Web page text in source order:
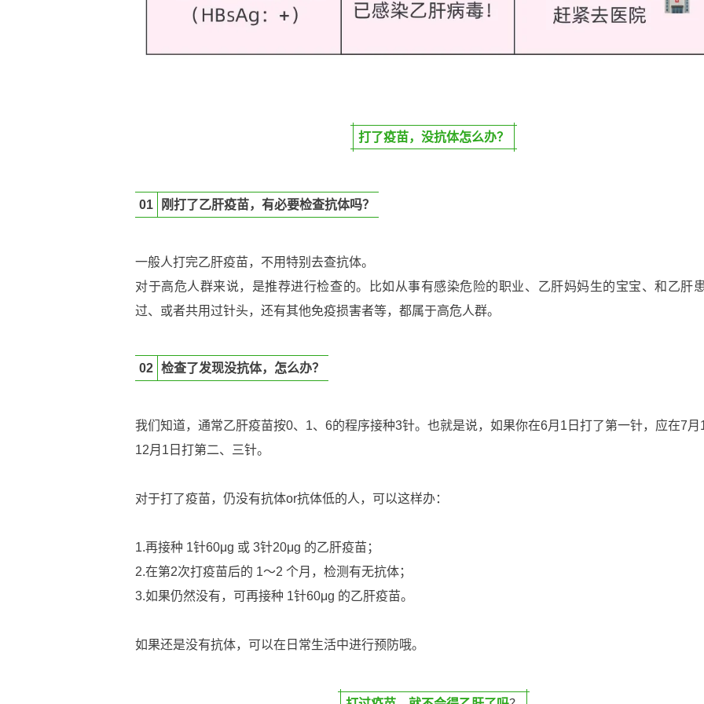
打了疫苗，没抗体怎么办？
01 刚打了乙肝疫苗，有必要检查抗体吗？
一般人打完乙肝疫苗，不用特别去查抗体。
对于高危人群来说，是推荐进行检查的。比如从事有感染危险的职业、乙肝妈妈生的宝宝、和乙肝
过、或者共用过针头，还有其他免疫损害者等，都属于高危人群。
02 检查了发现没抗体，怎么办？
我们知道，通常乙肝疫苗按0、1、6的程序接种3针。也就是说，如果你在6月1日打了第一针，应在7月
12月1日打第二、三针。
对于打了疫苗，仍没有抗体or抗体低的人，可以这样办：
1.再接种 1针60μg 或 3针20μg 的乙肝疫苗；
2.在第2次打疫苗后的 1～2 个月，检测有无抗体；
3.如果仍然没有，可再接种 1针60μg 的乙肝疫苗。
如果还是没有抗体，可以在日常生活中进行预防哦。